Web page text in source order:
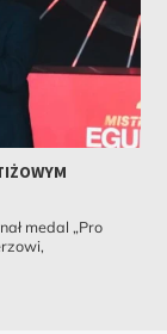
medal „Pro